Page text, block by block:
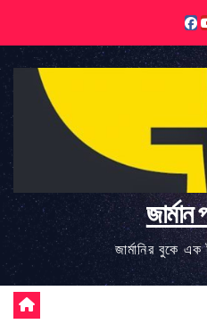
content
জার্মান
জার্মানির বুকে